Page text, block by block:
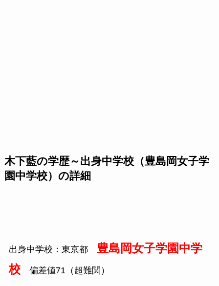
木下藍の学歴～出身中学校（豊島岡女子学
園中学校）の詳細
出身中学校：東京都
豊島岡女子学園中学
校偏差値71（超難関）